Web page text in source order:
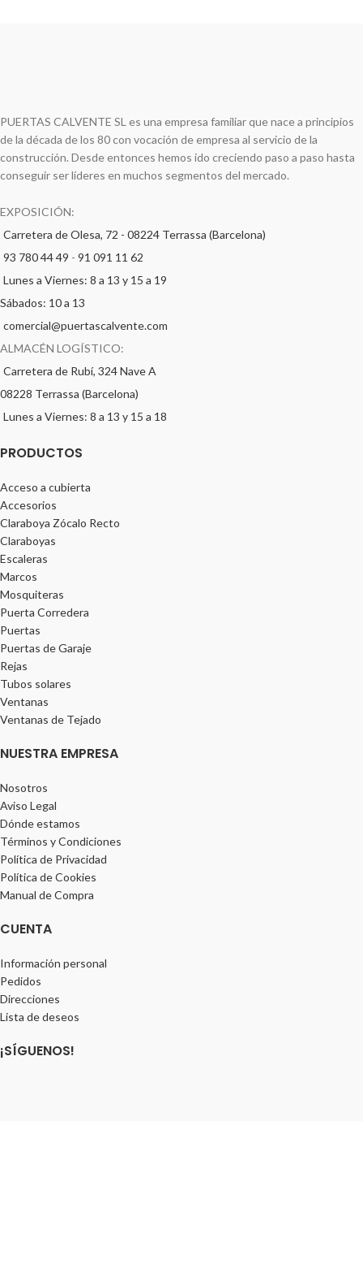
PUERTAS CALVENTE SL es una empresa familiar que nace a principios
de la década de los 80 con vocación de empresa al servicio de la
construcción. Desde entonces hemos ido creciendo paso a paso hasta
conseguir ser líderes en muchos segmentos del mercado.
EXPOSICIÓN:
Carretera de Olesa, 72 - 08224 Terrassa (Barcelona)
93 780 44 49 - 91 091 11 62
Lunes a Viernes: 8 a 13 y 15 a 19
Sábados: 10 a 13
comercial@puertascalvente.com
ALMACÉN LOGÍSTICO:
Carretera de Rubí, 324 Nave A
08228 Terrassa (Barcelona)
Lunes a Viernes: 8 a 13 y 15 a 18
PRODUCTOS
Acceso a cubierta
Accesorios
Claraboya Zócalo Recto
Claraboyas
Escaleras
Marcos
Mosquiteras
Puerta Corredera
Puertas
Puertas de Garaje
Rejas
Tubos solares
Ventanas
Ventanas de Tejado
NUESTRA EMPRESA
Nosotros
Aviso Legal
Dónde estamos
Términos y Condiciones
Política de Privacidad
Política de Cookies
Manual de Compra
CUENTA
Información personal
Pedidos
Direcciones
Lista de deseos
¡SÍGUENOS!